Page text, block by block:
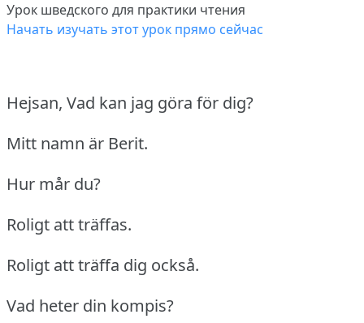
Урок шведского для практики чтения
Начать изучать этот урок прямо сейчас
Hejsan, Vad kan jag göra för dig?
Mitt namn är Berit.
Hur mår du?
Roligt att träffas.
Roligt att träffa dig också.
Vad heter din kompis?